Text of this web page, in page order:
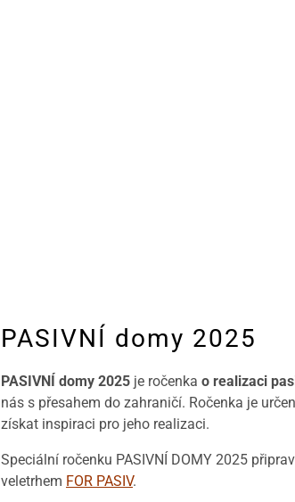
PASIVNÍ domy 2025
PASIVNÍ domy 2025 je ročenka o realizaci
nás s přesahem do zahraničí. Ročenka je
získat inspiraci pro jeho realizaci.
Speciální ročenku PASIVNÍ DOMY 2025
veletrhem FOR PASIV.